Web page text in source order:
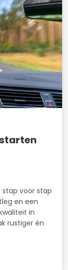
stap voor stap
en een
in
rustiger én